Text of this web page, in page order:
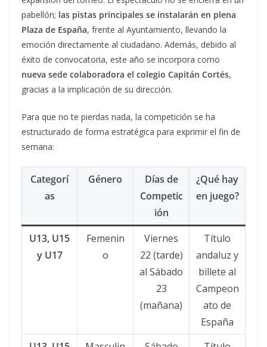
pabellón; las pistas principales se instalarán en plena
Plaza de España, frente al Ayuntamiento, llevando la
emoción directamente al ciudadano. Además, debido al
éxito de convocatoria, este año se incorpora como
nueva sede colaboradora el colegio Capitán Cortés,
gracias a la implicación de su dirección.
Para que no te pierdas nada, la competición se ha
estructurado de forma estratégica para exprimir el fin de
semana:
Categorí
as
Género
Días de
Competic
ión
¿Qué hay
en juego?
U13, U15
y U17
Femenin
o
Viernes
22 (tarde)
al Sábado
23
(mañana)
Título
andaluz y
billete al
Campeon
ato de
España